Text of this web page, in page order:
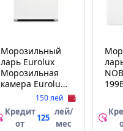
Морозильный
ларь Eurolux
Морозильная
камера Eurolux
FRH-085FW150 лей
Кредит
от
125
лей/
мес
199E